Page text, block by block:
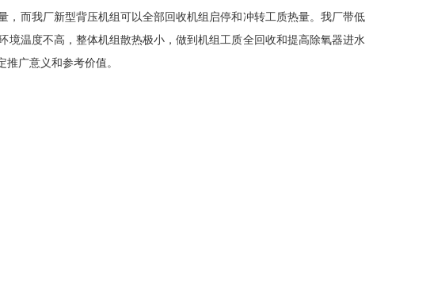
而我厂新型背压机组可以全部回收机组启停和冲转工质热量。我厂带低
温度不高，整体机组散热极小，做到机组工质全回收和提高除氧器进水
广意义和参考价值。